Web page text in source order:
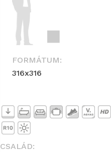
FORMÁTUM:
316x316
CSALÁD: